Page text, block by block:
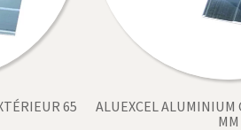
65 ALUEXCEL
MM